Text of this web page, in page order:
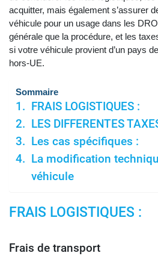
acquitter, mais également s’assurer
véhicule pour un usage dans les
générale que la procédure, et les
si votre véhicule provient d’un pays
hors-UE.
Sommaire
FRAIS LOGISTIQUES :
LES DIFFERENTES
Les cas spécifiques :
La modification
véhicule
FRAIS LOGISTIQUES :
Frais de transport